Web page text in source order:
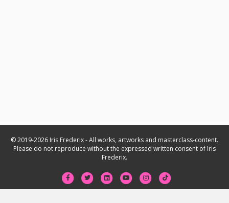
© 2019-2026 Iris Frederix - All works, artworks and masterclass-content.
Please do not reproduce without the expressed written consent of Iris
Frederix.
FacebookTwitterLinkedinYoutubeInstagramTiktok